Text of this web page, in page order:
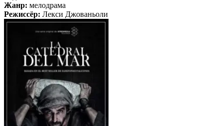
Жанр: мелодрама
Режиссёр: Лекси Джованьоли